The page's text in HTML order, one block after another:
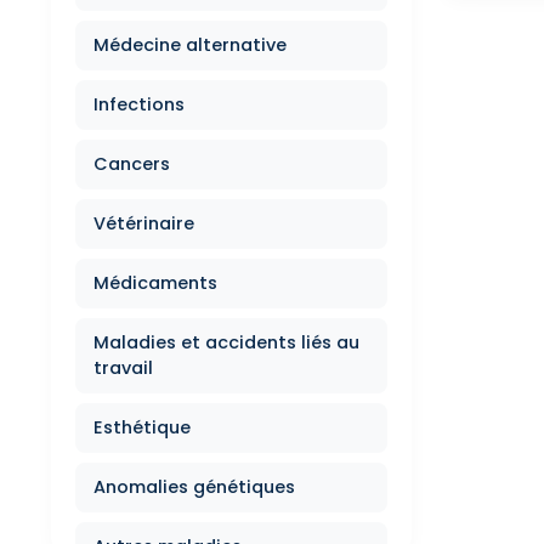
Médecine alternative
Infections
Cancers
Vétérinaire
Médicaments
Maladies et accidents liés au
travail
Esthétique
Anomalies génétiques